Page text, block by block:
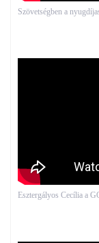
Szövetségben a
Esztergályos Cecília a